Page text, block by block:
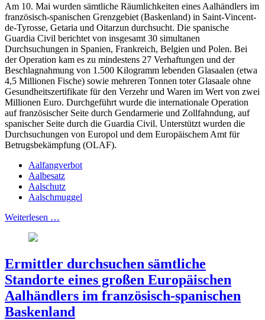
Am 10. Mai wurden sämtliche Räumlichkeiten eines Aalhändlers im
französisch-spanischen Grenzgebiet (Baskenland) in Saint-Vincent-
de-Tyrosse, Getaria und Oitarzun durchsucht. Die spanische
Guardia Civil berichtet von insgesamt 30 simultanen
Durchsuchungen in Spanien, Frankreich, Belgien und Polen. Bei
der Operation kam es zu mindestens 27 Verhaftungen und der
Beschlagnahmung von 1.500 Kilogramm lebenden Glasaalen (etwa
4,5 Millionen Fische) sowie mehreren Tonnen toter Glasaale ohne
Gesundheitszertifikate für den Verzehr und Waren im Wert von zwei
Millionen Euro. Durchgeführt wurde die internationale Operation
auf französischer Seite durch Gendarmerie und Zollfahndung, auf
spanischer Seite durch die Guardia Civil. Unterstützt wurden die
Durchsuchungen von Europol und dem Europäischem Amt für
Betrugsbekämpfung (OLAF).
Aalfangverbot
Aalbesatz
Aalschutz
Aalschmuggel
Weiterlesen …
Ermittler durchsuchen sämtliche
Standorte eines großen Europäischen
Aalhändlers im französisch-spanischen
Baskenland